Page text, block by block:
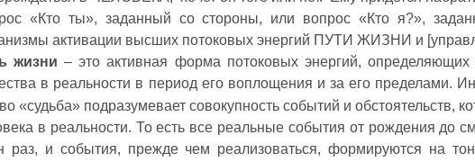
«Кто ты», заданный со стороны, или вопрос «Кто я?»,
активации высших потоковых энергий ПУТИ ЖИЗНИ и
жизни – это активная форма потоковых энергий,
в реальности в период его воплощения и за его пределами.
«судьба» подразумевает совокупность событий и обстоятельств,
в реальности. То есть все реальные события от рождения до
раз, и события, прежде чем реализоваться, формируются на